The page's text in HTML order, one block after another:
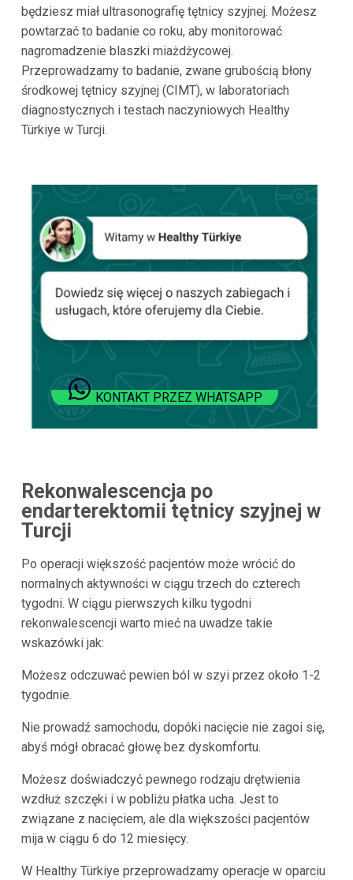
będziesz miał ultrasonografię tętnicy szyjnej. Możesz
powtarzać to badanie co roku, aby monitorować
nagromadzenie blaszki miażdżycowej.
Przeprowadzamy to badanie, zwane grubością błony
środkowej tętnicy szyjnej (CIMT), w laboratoriach
diagnostycznych i testach naczyniowych Healthy
Türkiye w Turcji.
KONTAKT PRZEZ WHATSAPP
Rekonwalescencja po
endarterektomii tętnicy szyjnej w
Turcji
Po operacji większość pacjentów może wrócić do
normalnych aktywności w ciągu trzech do czterech
tygodni. W ciągu pierwszych kilku tygodni
rekonwalescencji warto mieć na uwadze takie
wskazówki jak:
Możesz odczuwać pewien ból w szyi przez około 1-2
tygodnie.
Nie prowadź samochodu, dopóki nacięcie nie zagoi się,
abyś mógł obracać głowę bez dyskomfortu.
Możesz doświadczyć pewnego rodzaju drętwienia
wzdłuż szczęki i w pobliżu płatka ucha. Jest to
związane z nacięciem, ale dla większości pacjentów
mija w ciągu 6 do 12 miesięcy.
W Healthy Türkiye przeprowadzamy operacje w oparciu